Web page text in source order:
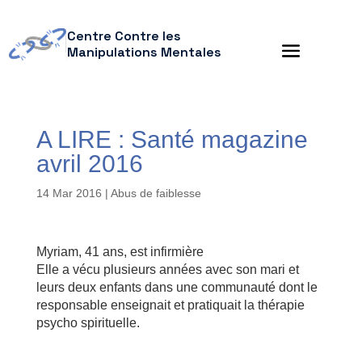
Centre Contre les
Manipulations Mentales
A LIRE : Santé magazine
avril 2016
14 Mar 2016 | Abus de faiblesse
Myriam, 41 ans, est infirmière
Elle a vécu plusieurs années avec son mari et
leurs deux enfants dans une communauté dont le
responsable enseignait et pratiquait la thérapie
psycho spirituelle.